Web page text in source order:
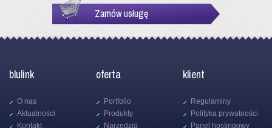
Zamów usługę
blulink
O nas
Aktualności
Kontakt
oferta
Portfolio
Produkty
Narzędzia
klient
Regulaminy
Polityka prywatności
Panel hostingowy